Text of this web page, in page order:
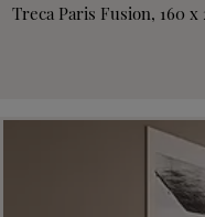
Treca Paris Fusion, 160